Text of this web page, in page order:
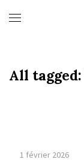
All tagged:
1 février 2026